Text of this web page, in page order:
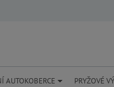
AUTOKOBERCE PRYŽOVÉ